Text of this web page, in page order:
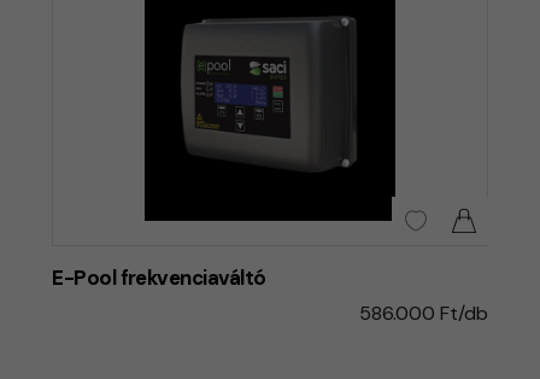
E-Pool frekvenciaváltó
586.000 Ft/db